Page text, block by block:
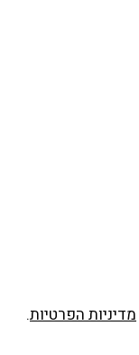
מדיניות הפרטיות.